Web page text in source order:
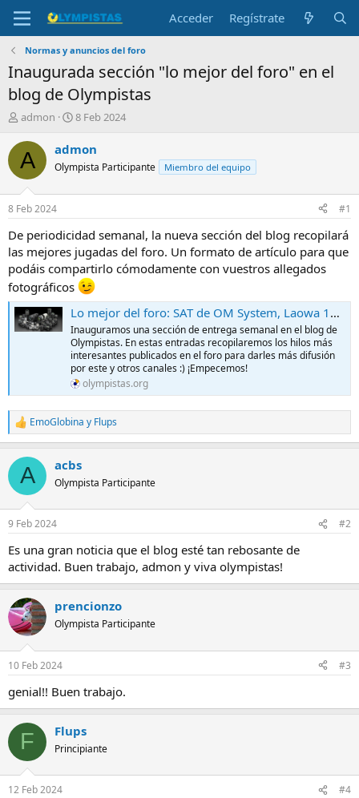
Acceder Regístrate
Normas y anuncios del foro
Inaugurada sección "lo mejor del foro" en el
blog de Olympistas
I
i
c
a
d
o
r
e
l
t
e
m
a
admon
F
c
a
i
n
i
c
i
o
8 Feb 2024
A admon
Olympista Participante Miembro del equipo
8 Feb 2024 #1
De periodicidad semanal, la nueva sección del blog recopilará
las mejores jugadas del foro. Un formato de artículo para que
podáis compartirlo cómodamente con vuestros allegados
fotográficos
Lo mejor del foro: SAT de OM System, Laowa 10 F2, elección de segunda cámara…
Inauguramos una sección de entrega semanal en el blog de
Olympistas. En estas entradas recopilaremos los hilos más
interesantes publicados en el foro para darles más difusión
por este y otros canales :) ¡Empecemos!
olympistas.org
R
e
c
i
e
:
EmoGlobina y Flups
A acbs
Olympista Participante
9 Feb 2024 #2
Es una gran noticia que el blog esté tan rebosante de
actividad. Buen trabajo, admon y viva olympistas!
prencionzo
Olympista Participante
10 Feb 2024 #3
genial!! Buen trabajo.
F Flups
Principiante
12 Feb 2024 #4